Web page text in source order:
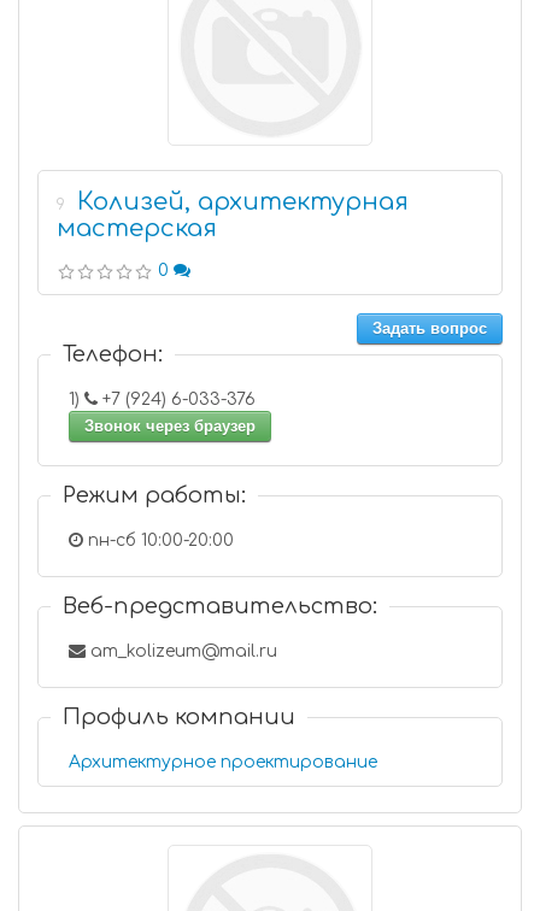
9
Колизей, архитектурная
мастерская
0
Задать вопрос
Телефон:
1)
+7 (924) 6-033-376
Звонок через браузер
Режим работы:
пн-сб 10:00-20:00
Веб-представительство:
am_kolizeum@mail.ru
Профиль компании
Архитектурное проектирование